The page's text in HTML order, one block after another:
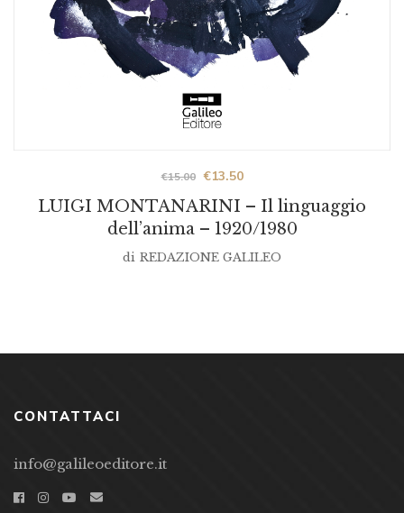
LUIGI MONTANARINI – Il linguaggio
dell’anima – 1920/1980
€15.00 Original
prezzo
was:
€15.00.
€13.50Current
prezzo
is:
€13.50.
di REDAZIONE GALILEO
CONTATTACI
info@galileoeditore.it